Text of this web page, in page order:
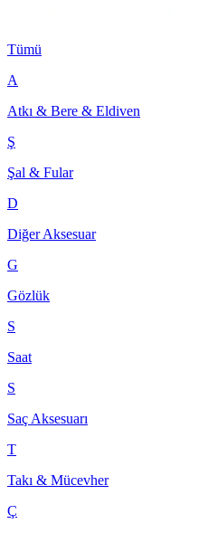
Tümü
A
Atkı & Bere & Eldiven
Ş
Şal & Fular
D
Diğer Aksesuar
G
Gözlük
S
Saat
S
Saç Aksesuarı
T
Takı & Mücevher
Ç